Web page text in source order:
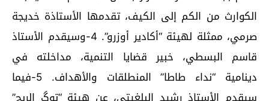
الكوارث من الكم إلى الكيف، تقدمها الأستاذة خديجة
صرمي، ممثلة لهيئة “أكادير أوزرو”. 4-وسيقدم الأستاذ
قاسم البسطي، خبير قضايا التنمية، مداخلته في
دينامية “نداء طاطا” المنطلقات والأهداف. 5-فيما